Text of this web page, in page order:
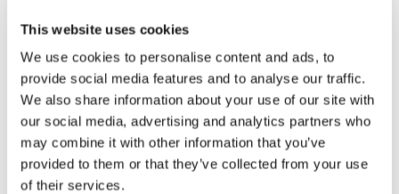
This website uses cookies
We use cookies to personalise content and ads, to
provide social media features and to analyse our traffic.
We also share information about your use of our site with
our social media, advertising and analytics partners who
may combine it with other information that you’ve
provided to them or that they’ve collected from your use
of their services.
index-image
februari 26, 2026
GEELMUYDEN KIESE FÅR
NY STRATEGISK